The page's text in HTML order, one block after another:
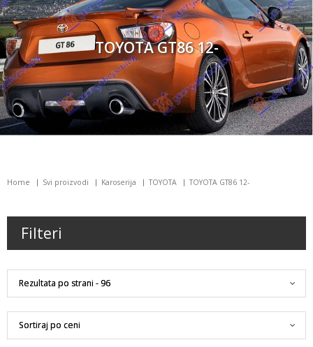
TOYOTA GT86 12-
Home Svi proizvodi Karoserija TOYOTA TOYOTA GT86 12-
Filteri